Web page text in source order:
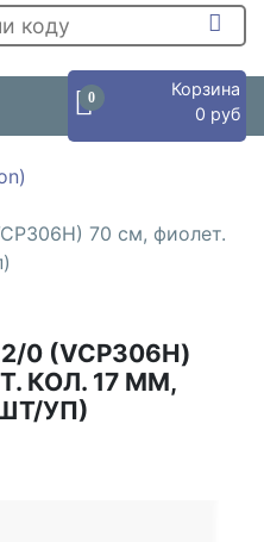
0
Корзина
0 руб
70 см, фиолет.
0 (VCP306H)
КОЛ. 17 ММ,
УП)